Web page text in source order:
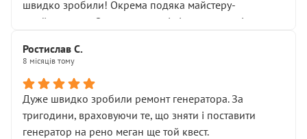
Я — клієнт, який працює на довірі, і саме її цей сервіс
Хотілося б більше:
• належної уваги до авто
• прозорості в роботах і рахунках
• реальної діагностики, а не формального
“подивились і поїхав”
На жаль, складається враження, що сервіс працює не
швидко зробили! Окрема подяка майстеру-
приймальнику Олександру: всі чітко та по суті.
звертатися до цього автосервісу.
Ростислав С.
8 місяців тому
Дуже швидко зробили ремонт генератора. За
тригодини, враховуючи те, що зняти і поставити
генератор на рено меган ще той квест.